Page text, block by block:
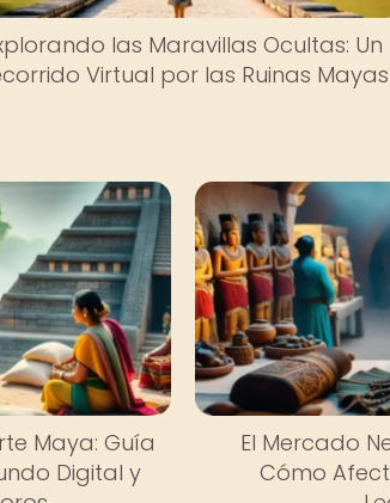
las Maravillas Ocultas: Un
Virtual por las Ruinas Mayas
Maya: Guía
Digital y
El Mercado
Cómo